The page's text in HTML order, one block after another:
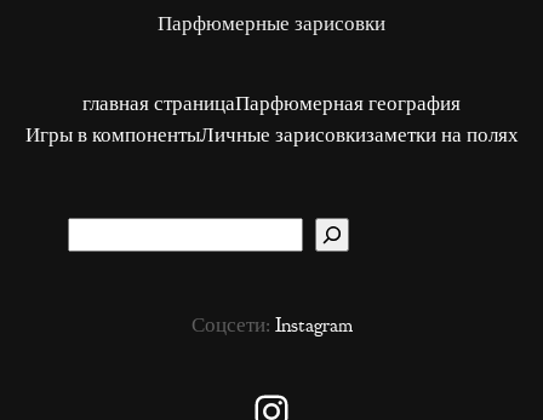
Парфюмерные зарисовки
главная страницаПарфюмерная география
Игры в компонентыЛичные зарисовкизаметки на полях
Соцсети: Instagram